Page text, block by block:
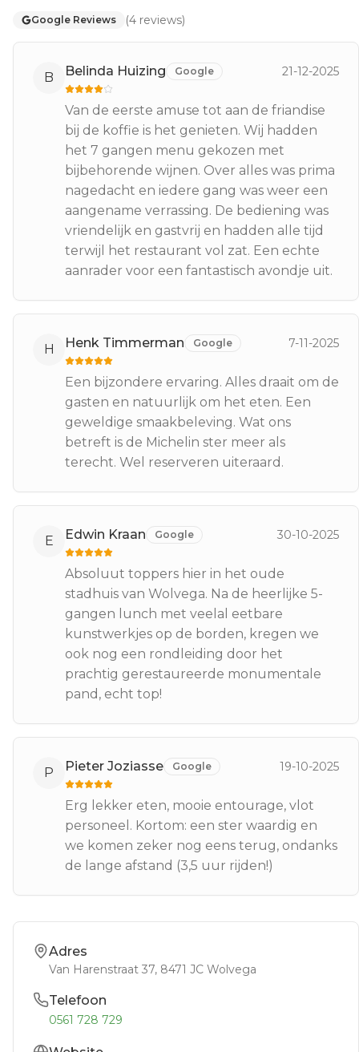
Google Reviews (4 reviews)
B Belinda Huizing Google 21-12-2025
Van de eerste amuse tot aan de friandise
bij de koffie is het genieten. Wij hadden
het 7 gangen menu gekozen met
bijbehorende wijnen. Over alles was prima
nagedacht en iedere gang was weer een
aangename verrassing. De bediening was
vriendelijk en gastvrij en hadden alle tijd
terwijl het restaurant vol zat. Een echte
aanrader voor een fantastisch avondje uit.
H Henk Timmerman Google 7-11-2025
Een bijzondere ervaring. Alles draait om de
gasten en natuurlijk om het eten. Een
geweldige smaakbeleving. Wat ons
betreft is de Michelin ster meer als
terecht. Wel reserveren uiteraard.
E Edwin Kraan Google 30-10-2025
Absoluut toppers hier in het oude
stadhuis van Wolvega. Na de heerlijke 5-
gangen lunch met veelal eetbare
kunstwerkjes op de borden, kregen we
ook nog een rondleiding door het
prachtig gerestaureerde monumentale
pand, echt top!
P Pieter Joziasse Google 19-10-2025
Erg lekker eten, mooie entourage, vlot
personeel. Kortom: een ster waardig en
we komen zeker nog eens terug, ondanks
de lange afstand (3,5 uur rijden!)
Adres
Van Harenstraat 37, 8471 JC Wolvega
Telefoon
0561 728 729